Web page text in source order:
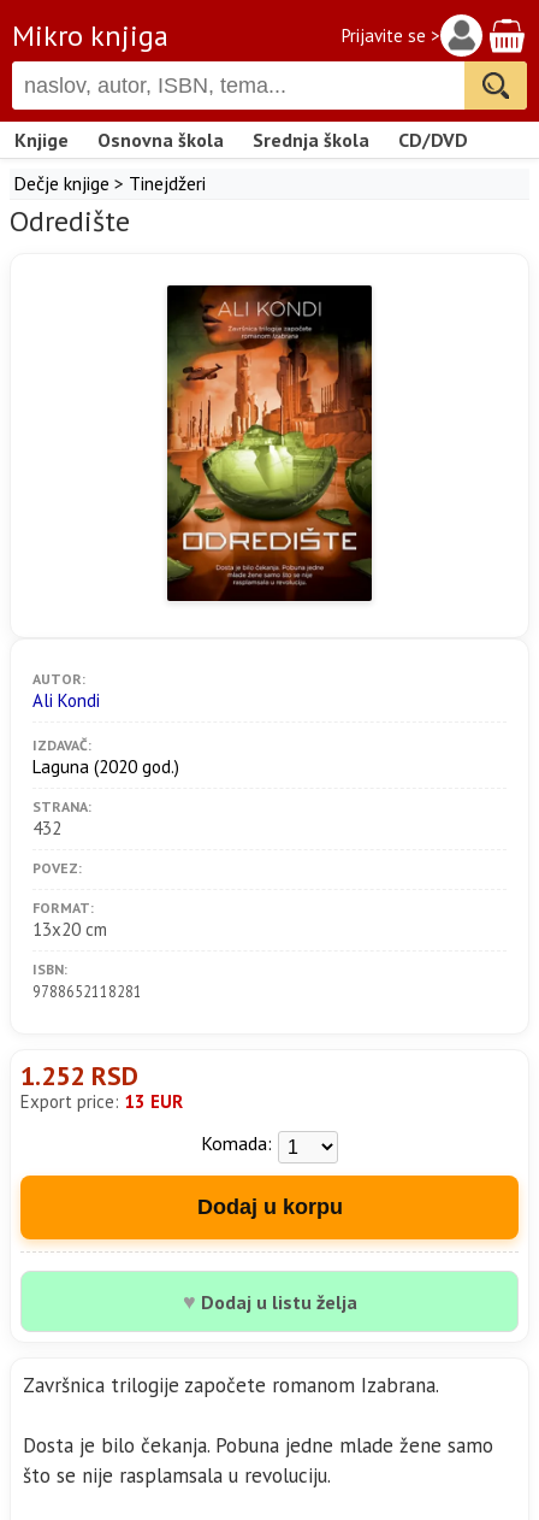
Mikro knjiga Prijavite se >
Knjige Osnovna škola Srednja škola
CD/DVD
Dečje knjige > Tinejdžeri
Odredište
AUTOR:
Ali Kondi
IZDAVAČ:
Laguna (2020 god.)
STRANA:
432
POVEZ:
FORMAT:
13x20 cm
ISBN:
9788652118281
1.252 RSD
Export price: 13 EUR
Komada:
Dodaj u korpu
♥ Dodaj u listu želja
Završnica trilogije započete romanom Izabrana.
Dosta je bilo čekanja. Pobuna jedne mlade žene samo
što se nije rasplamsala u revoluciju.